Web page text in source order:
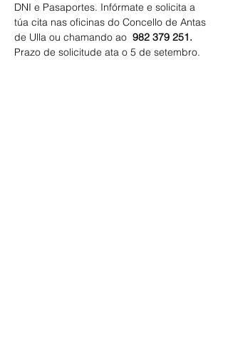
DNI e Pasaportes. Infórmate e solicita a
túa cita nas oficinas do Concello de Antas
de Ulla ou chamando ao 982 379 251.
Prazo de solicitude ata o 5 de setembro.